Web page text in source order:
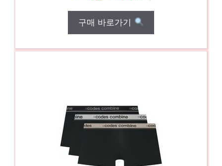
구매 바로가기